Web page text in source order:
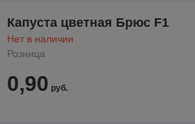
Капуста цветная Брюс F1
Нет в наличии
Розница
0,90 руб.